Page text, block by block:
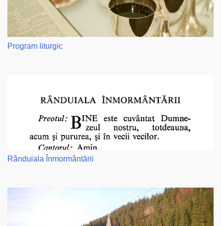
Program liturgic
Rânduiala Înmormântării